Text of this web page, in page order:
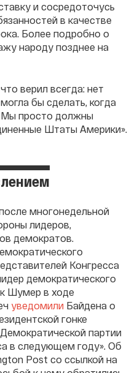
и сосредоточусь
в качестве
Более подробно о
народу позднее на
верил всегда: нет
бы сделать, когда
просто должны
Штаты Америки».
многонедельной
лидеров,
демократов.
Конгресса
демократического
Шумер в ходе
уведомили Байдена о
гонке
партии
в следующем году». Об
Post со ссылкой на